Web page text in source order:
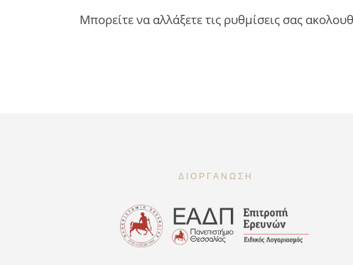
Μπορείτε να αλλάξετε τις ρυθμίσεις σας
ΔΙΟΡΓΆΝΩΣΗ